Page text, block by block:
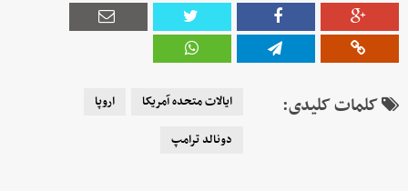
کلمات کلیدی: ایالات متحده آمریکا
اروپا
دونالد ترامپ